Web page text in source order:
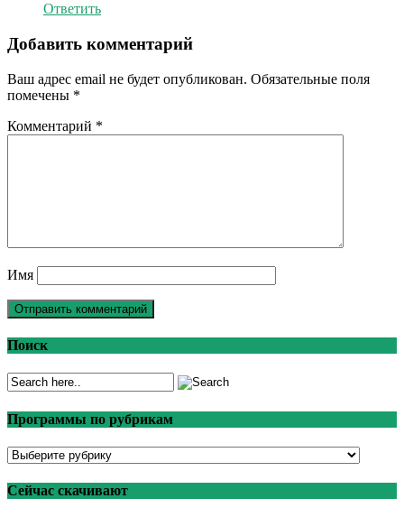
Ответить
Добавить комментарий
Ваш адрес email не будет опубликован. Обязательные поля
помечены *
Комментарий *
Имя
Поиск
Программы по рубрикам
Программы
рубрикам
Сейчас скачивают